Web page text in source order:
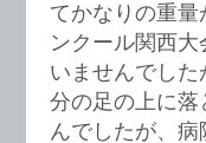
てかなりの重
ンクール関西
いませんでし
分の足の上に
んでしたが、